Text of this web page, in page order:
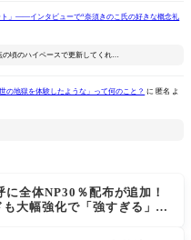
ト」――インタビューで“奈須きのこ氏の好きな概念礼
の頃のハイペースで更新してくれ…
の地獄を体験したような」って何のこと？ に 匿名 よ
に全体NP30％配布が追加！
大幅強化で「強すぎる」の